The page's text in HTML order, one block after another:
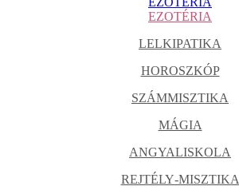
EZOTÉRIA
LELKIPATIKA
HOROSZKÓP
SZÁMMISZTIKA
MÁGIA
ANGYALISKOLA
REJTÉLY-MISZTIKA